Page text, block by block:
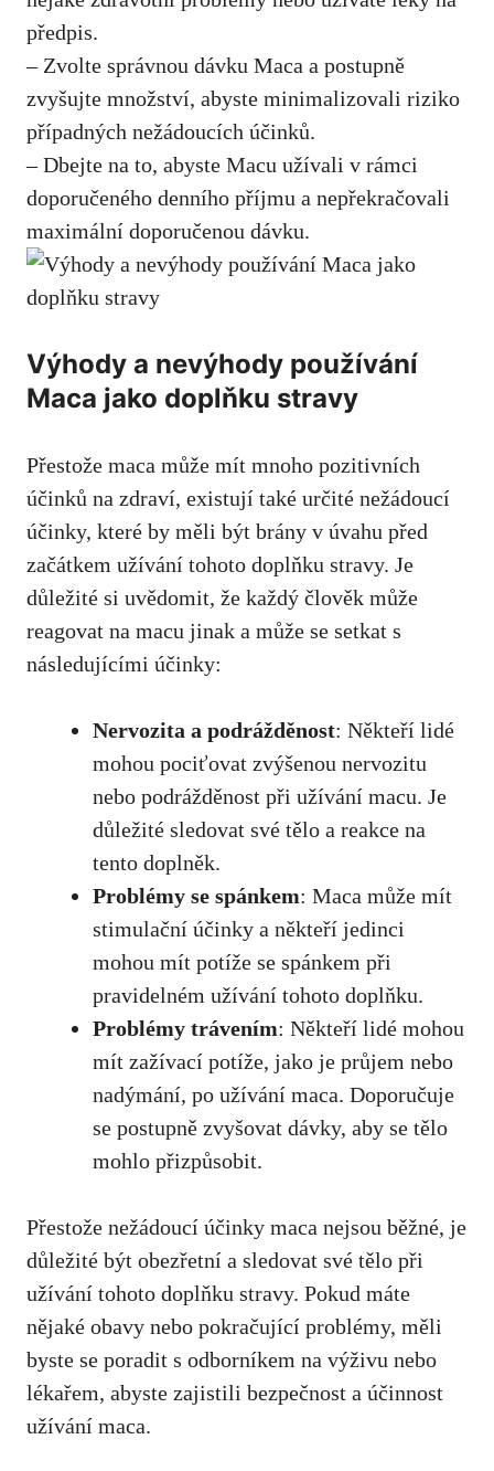
předpis.
– Zvolte správnou dávku Maca a postupně
zvyšujte množství, abyste minimalizovali riziko
případných nežádoucích účinků.
– Dbejte na to, abyste Macu užívali v rámci
doporučeného denního příjmu a nepřekračovali
maximální doporučenou dávku.
Výhody a nevýhody používání
Maca jako doplňku stravy
Přestože maca může mít mnoho pozitivních
účinků na zdraví, existují také určité nežádoucí
účinky, které by měli být brány v úvahu před
začátkem užívání tohoto doplňku stravy. Je
důležité si uvědomit, že každý člověk může
reagovat na macu jinak a může se setkat s
následujícími účinky:
Nervozita a podrážděnost: Někteří lidé
mohou pociťovat zvýšenou nervozitu
nebo podrážděnost při užívání macu. Je
důležité sledovat své tělo a reakce na
tento doplněk.
Problémy se spánkem: Maca může mít
stimulační účinky a někteří jedinci
mohou mít potíže se spánkem při
pravidelném užívání tohoto doplňku.
Problémy trávením: Někteří lidé mohou
mít zažívací potíže, jako je průjem nebo
nadýmání, po užívání maca. Doporučuje
se postupně zvyšovat dávky, aby se tělo
mohlo přizpůsobit.
Přestože nežádoucí účinky maca nejsou běžné, je
důležité být obezřetní a sledovat své tělo při
užívání tohoto doplňku stravy. Pokud máte
nějaké obavy nebo pokračující problémy, měli
byste se poradit s odborníkem na výživu nebo
lékařem, abyste zajistili bezpečnost a účinnost
užívání maca.